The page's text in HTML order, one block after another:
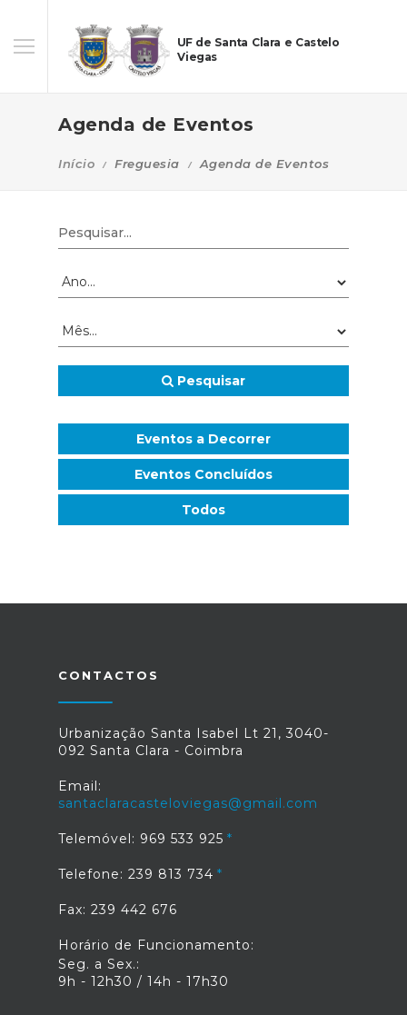
UF de Santa Clara e Castelo
Viegas
Agenda de Eventos
Início Freguesia Agenda de Eventos
Pesquisar
Eventos a Decorrer
Eventos Concluídos
Todos
CONTACTOS
Urbanização Santa Isabel Lt 21, 3040-
092 Santa Clara - Coimbra
Email:
santaclaracasteloviegas@gmail.com
Telemóvel: 969 533 925
Telefone: 239 813 734
Fax: 239 442 676
Horário de Funcionamento:
Seg. a Sex.:
9h - 12h30 / 14h - 17h30